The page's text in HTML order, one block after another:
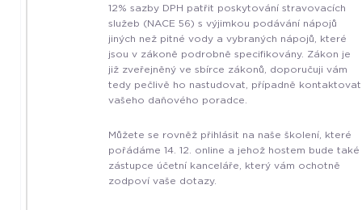
12% sazby DPH patřit poskytování stravovacích
služeb (NACE 56) s výjimkou podávání nápojů
jiných než pitné vody a vybraných nápojů, které
jsou v zákoně podrobně specifikovány. Zákon je
již zveřejněný ve sbírce zákonů, doporučuji vám
tedy pečlivě ho nastudovat, případně kontaktovat
vašeho daňového poradce.
Můžete se rovněž přihlásit na naše školení, které
pořádáme 14. 12. online a jehož hostem bude také
zástupce účetní kanceláře, který vám ochotně
zodpoví vaše dotazy.